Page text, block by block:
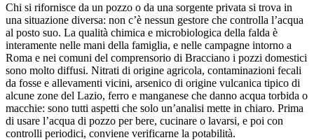
Chi si rifornisce da un pozzo o da una sorgente privata si trova in
una situazione diversa: non c’è nessun gestore che controlla l’acqua
al posto suo. La qualità chimica e microbiologica della falda è
interamente nelle mani della famiglia, e nelle campagne intorno a
Roma e nei comuni del comprensorio di Bracciano i pozzi domestici
sono molto diffusi. Nitrati di origine agricola, contaminazioni fecali
da fosse e allevamenti vicini, arsenico di origine vulcanica tipico di
alcune zone del Lazio, ferro e manganese che danno acqua torbida o
macchie: sono tutti aspetti che solo un’analisi mette in chiaro. Prima
di usare l’acqua di pozzo per bere, cucinare o lavarsi, e poi con
controlli periodici, conviene verificarne la potabilità.